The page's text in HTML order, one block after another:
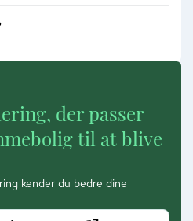
der passer
til at blive
kender du bedre dine